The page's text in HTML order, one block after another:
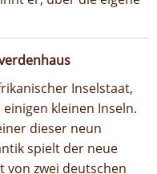
Inselstaat,
kleinen Inseln.
dieser neun
spielt der neue
von zwei deutschen